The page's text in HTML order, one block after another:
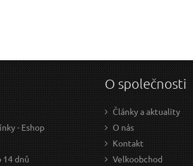
- Eshop
14 dnů
O společnosti
Články a aktuality
O nás
Kontakt
Velkoobchod